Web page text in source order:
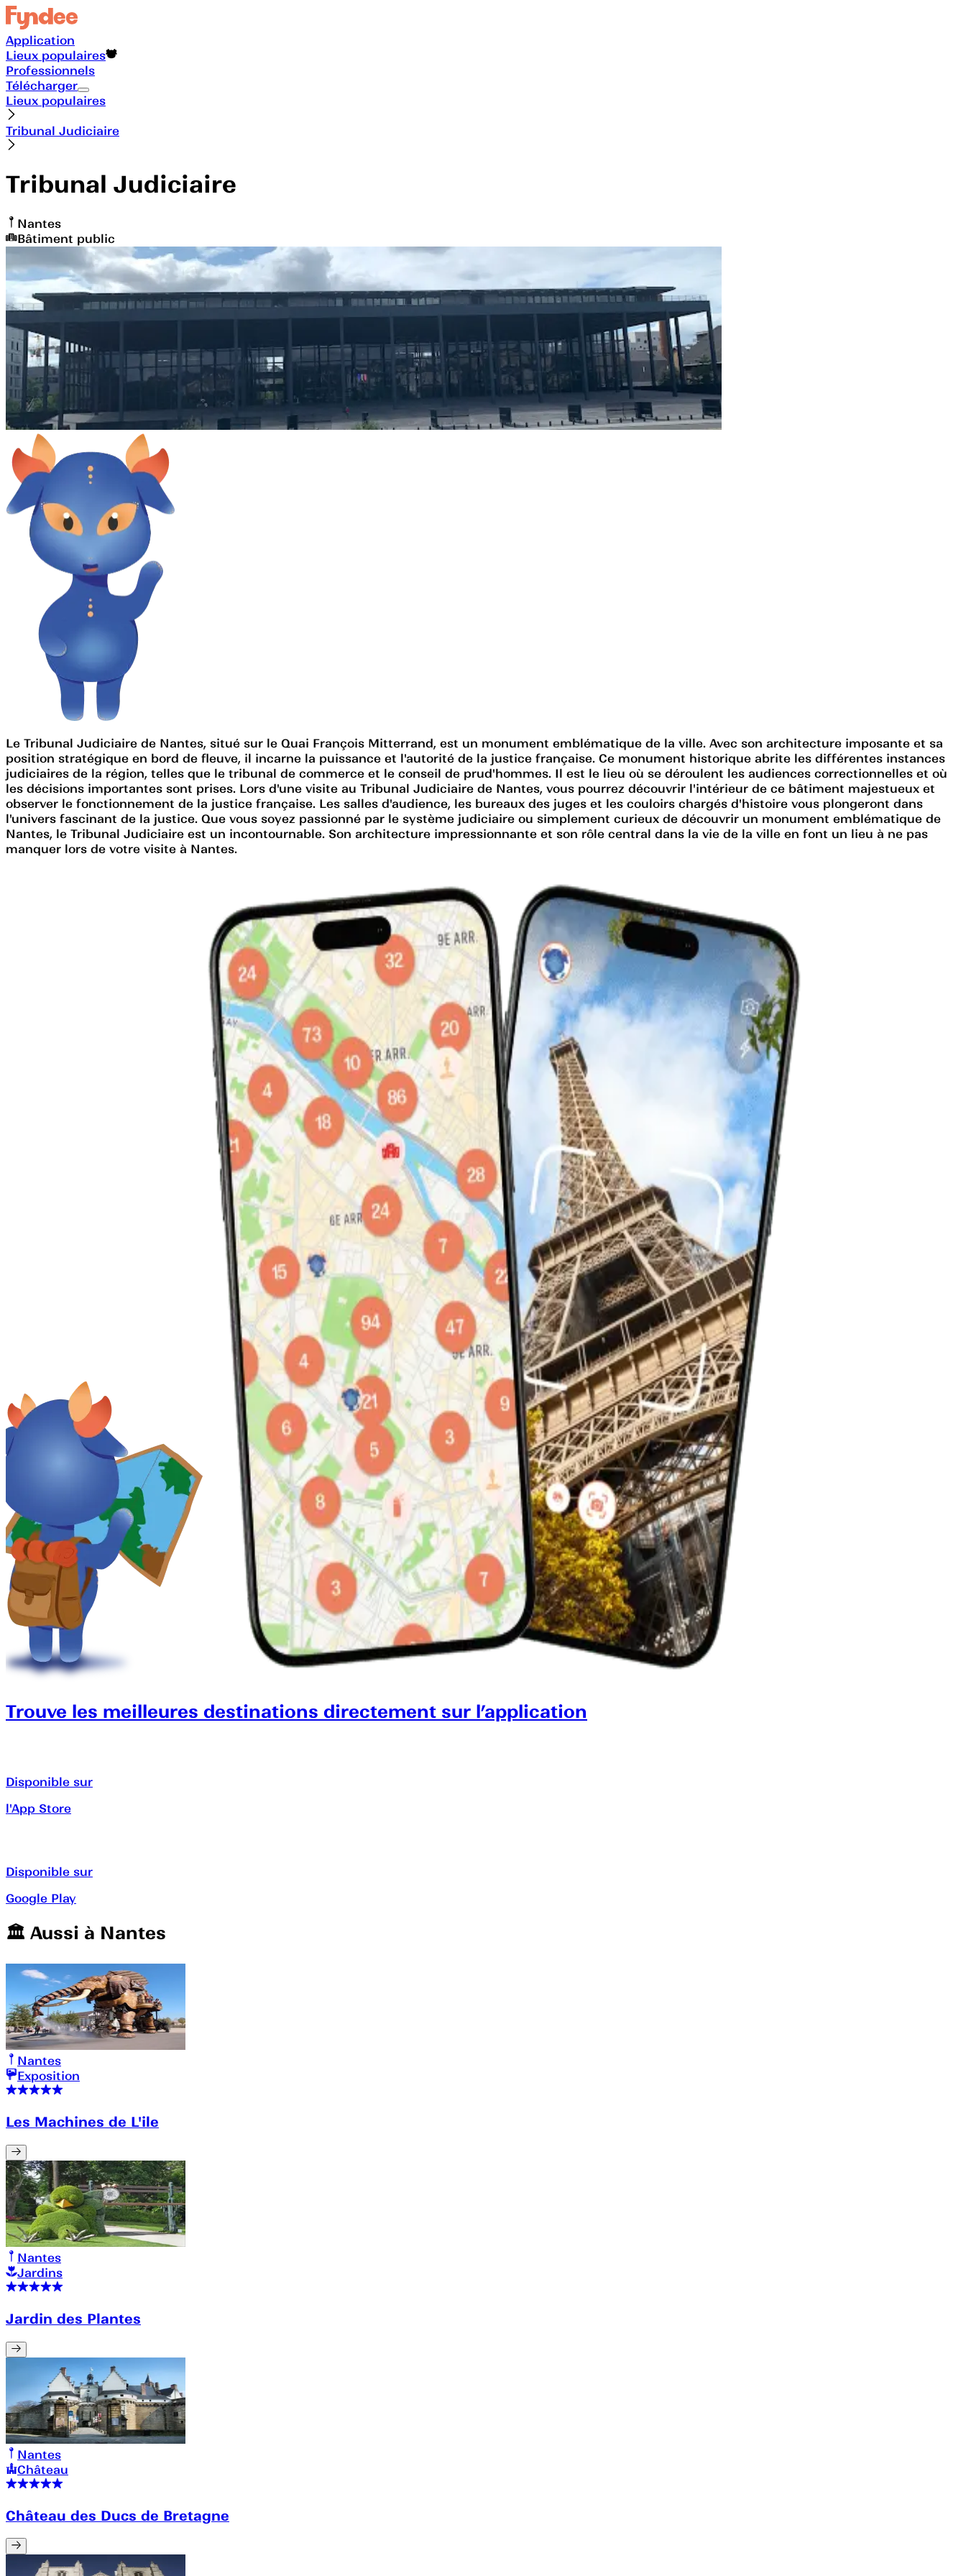
Application
Lieux populaires
Professionnels
Télécharger
Lieux populaires
Tribunal Judiciaire
Tribunal Judiciaire
Nantes
Bâtiment public
Le Tribunal Judiciaire de Nantes, situé sur le Quai François Mitterrand, est un monument emblématique de la ville. Avec son architecture imposante et sa
position stratégique en bord de fleuve, il incarne la puissance et l'autorité de la justice française. Ce monument historique abrite les différentes instances
judiciaires de la région, telles que le tribunal de commerce et le conseil de prud'hommes. Il est le lieu où se déroulent les audiences correctionnelles et où
les décisions importantes sont prises. Lors d'une visite au Tribunal Judiciaire de Nantes, vous pourrez découvrir l'intérieur de ce bâtiment majestueux et
observer le fonctionnement de la justice française. Les salles d'audience, les bureaux des juges et les couloirs chargés d'histoire vous plongeront dans
l'univers fascinant de la justice. Que vous soyez passionné par le système judiciaire ou simplement curieux de découvrir un monument emblématique de
Nantes, le Tribunal Judiciaire est un incontournable. Son architecture impressionnante et son rôle central dans la vie de la ville en font un lieu à ne pas
manquer lors de votre visite à Nantes.
Trouve les meilleures destinations directement sur l’application
Disponible sur
l'App Store
Disponible sur
Google Play
🏛️️ Aussi à Nantes
Nantes
Exposition
Les Machines de L'ile
Nantes
Jardins
Jardin des Plantes
Nantes
Château
Château des Ducs de Bretagne